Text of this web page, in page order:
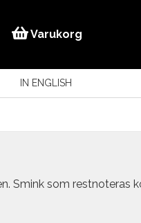
Varukorg
IN ENGLISH
Smink som restnoteras